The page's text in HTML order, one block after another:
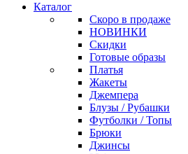
Каталог
Скоро в продаже
НОВИНКИ
Скидки
Готовые образы
Платья
Жакеты
Джемпера
Блузы / Рубашки
Футболки / Топы
Брюки
Джинсы